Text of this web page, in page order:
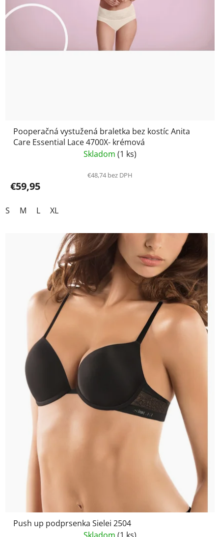
Pooperačná vystužená braletka bez kostíc Anita
Care Essential Lace 4700X- krémová
Skladom (1 ks)
€48,74 bez DPH
€59,95
S M L XL
Push up podprsenka Sielei 2504